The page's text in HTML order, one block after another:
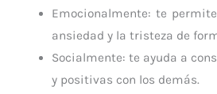
Emocionalmente: te
ansiedad y la tristeza de
Socialmente: te ayuda a
y positivas con los demás.